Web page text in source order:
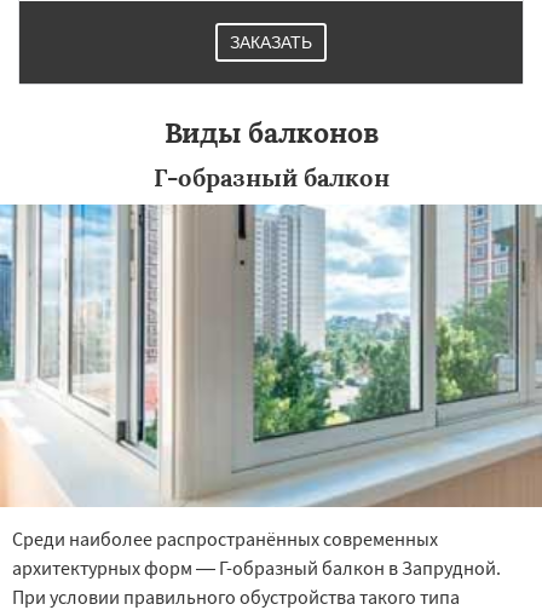
ЗАКАЗАТЬ
Виды балконов
Г-образный балкон
Среди наиболее распространённых современных
архитектурных форм — Г-образный балкон в Запрудной.
При условии правильного обустройства такого типа